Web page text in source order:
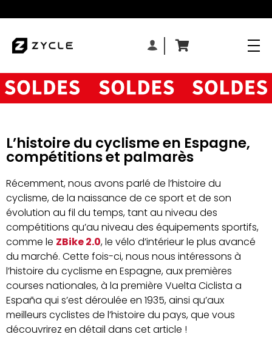
L’histoire du cyclisme en Espagne,
compétitions et palmarès
Récemment, nous avons parlé de l’histoire du
cyclisme, de la naissance de ce sport et de son
évolution au fil du temps, tant au niveau des
compétitions qu’au niveau des équipements sportifs,
comme le ZBike 2.0, le vélo d’intérieur le plus avancé
du marché. Cette fois-ci, nous nous intéressons à
l’histoire du cyclisme en Espagne, aux premières
courses nationales, à la première Vuelta Ciclista a
España qui s’est déroulée en 1935, ainsi qu’aux
meilleurs cyclistes de l’histoire du pays, que vous
découvrirez en détail dans cet article !